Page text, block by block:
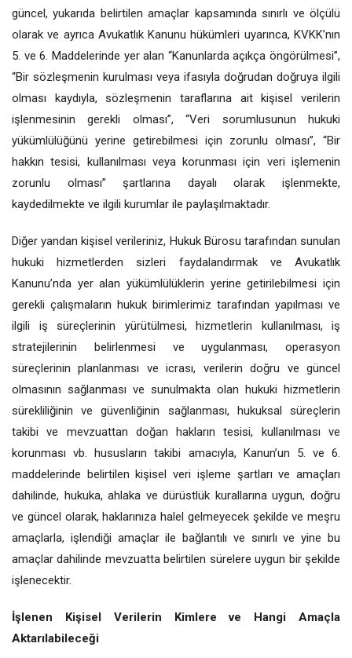
güncel, yukarıda belirtilen amaçlar kapsamında sınırlı ve ölçülü
olarak ve ayrıca Avukatlık Kanunu hükümleri uyarınca, KVKK’nın
5. ve 6. Maddelerinde yer alan “Kanunlarda açıkça öngörülmesi”,
“Bir sözleşmenin kurulması veya ifasıyla doğrudan doğruya ilgili
olması kaydıyla, sözleşmenin taraflarına ait kişisel verilerin
işlenmesinin gerekli olması”, “Veri sorumlusunun hukuki
yükümlülüğünü yerine getirebilmesi için zorunlu olması”, “Bir
hakkın tesisi, kullanılması veya korunması için veri işlemenin
zorunlu olması” şartlarına dayalı olarak işlenmekte,
kaydedilmekte ve ilgili kurumlar ile paylaşılmaktadır.
Diğer yandan kişisel verileriniz, Hukuk Bürosu tarafından sunulan
hukuki hizmetlerden sizleri faydalandırmak ve Avukatlık
Kanunu’nda yer alan yükümlülüklerin yerine getirilebilmesi için
gerekli çalışmaların hukuk birimlerimiz tarafından yapılması ve
ilgili iş süreçlerinin yürütülmesi, hizmetlerin kullanılması, iş
stratejilerinin belirlenmesi ve uygulanması, operasyon
süreçlerinin planlanması ve icrası, verilerin doğru ve güncel
olmasının sağlanması ve sunulmakta olan hukuki hizmetlerin
sürekliliğinin ve güvenliğinin sağlanması, hukuksal süreçlerin
takibi ve mevzuattan doğan hakların tesisi, kullanılması ve
korunması vb. hususların takibi amacıyla, Kanun’un 5. ve 6.
maddelerinde belirtilen kişisel veri işleme şartları ve amaçları
dahilinde, hukuka, ahlaka ve dürüstlük kurallarına uygun, doğru
ve güncel olarak, haklarınıza halel gelmeyecek şekilde ve meşru
amaçlarla, işlendiği amaçlar ile bağlantılı ve sınırlı ve yine bu
amaçlar dahilinde mevzuatta belirtilen sürelere uygun bir şekilde
işlenecektir.
İşlenen Kişisel Verilerin Kimlere ve Hangi Amaçla
Aktarılabileceği